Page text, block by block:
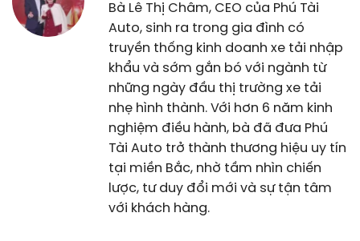
Bà Lê Thị Châm, CEO của Phú Tài
Auto, sinh ra trong gia đình có
truyền thống kinh doanh xe tải nhập
khẩu và sớm gắn bó với ngành từ
những ngày đầu thị trường xe tải
nhẹ hình thành. Với hơn 6 năm kinh
nghiệm điều hành, bà đã đưa Phú
Tài Auto trở thành thương hiệu uy tín
tại miền Bắc, nhờ tầm nhìn chiến
lược, tư duy đổi mới và sự tận tâm
với khách hàng.